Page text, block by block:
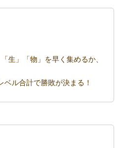
生」「物」を早く集めるか、
ル合計で勝敗が決まる！